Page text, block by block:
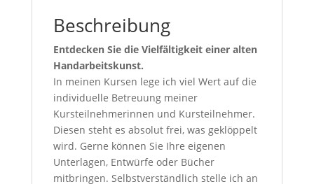
Beschreibung
Entdecken Sie die Vielfältigkeit einer alten
Handarbeitskunst.
In meinen Kursen lege ich viel Wert auf die
individuelle Betreuung meiner
Kursteilnehmerinnen und Kursteilnehmer.
Diesen steht es absolut frei, was geklöppelt
wird. Gerne können Sie Ihre eigenen
Unterlagen, Entwürfe oder Bücher
mitbringen. Selbstverständlich stelle ich an